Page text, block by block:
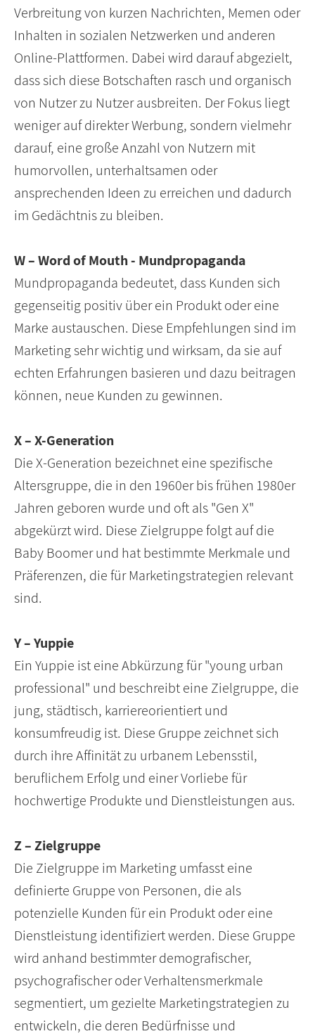
Verbreitung von kurzen Nachrichten, Memen oder
Inhalten in sozialen Netzwerken und anderen
Online-Plattformen. Dabei wird darauf abgezielt,
dass sich diese Botschaften rasch und organisch
von Nutzer zu Nutzer ausbreiten. Der Fokus liegt
weniger auf direkter Werbung, sondern vielmehr
darauf, eine große Anzahl von Nutzern mit
humorvollen, unterhaltsamen oder
ansprechenden Ideen zu erreichen und dadurch
im Gedächtnis zu bleiben.
W – Word of Mouth - Mundpropaganda
Mundpropaganda bedeutet, dass Kunden sich
gegenseitig positiv über ein Produkt oder eine
Marke austauschen. Diese Empfehlungen sind im
Marketing sehr wichtig und wirksam, da sie auf
echten Erfahrungen basieren und dazu beitragen
können, neue Kunden zu gewinnen.
X – X-Generation
Die X-Generation bezeichnet eine spezifische
Altersgruppe, die in den 1960er bis frühen 1980er
Jahren geboren wurde und oft als "Gen X"
abgekürzt wird. Diese Zielgruppe folgt auf die
Baby Boomer und hat bestimmte Merkmale und
Präferenzen, die für Marketingstrategien relevant
sind.
Y – Yuppie
Ein Yuppie ist eine Abkürzung für "young urban
professional" und beschreibt eine Zielgruppe, die
jung, städtisch, karriereorientiert und
konsumfreudig ist. Diese Gruppe zeichnet sich
durch ihre Affinität zu urbanem Lebensstil,
beruflichem Erfolg und einer Vorliebe für
hochwertige Produkte und Dienstleistungen aus.
Z – Zielgruppe
Die Zielgruppe im Marketing umfasst eine
definierte Gruppe von Personen, die als
potenzielle Kunden für ein Produkt oder eine
Dienstleistung identifiziert werden. Diese Gruppe
wird anhand bestimmter demografischer,
psychografischer oder Verhaltensmerkmale
segmentiert, um gezielte Marketingstrategien zu
entwickeln, die deren Bedürfnisse und